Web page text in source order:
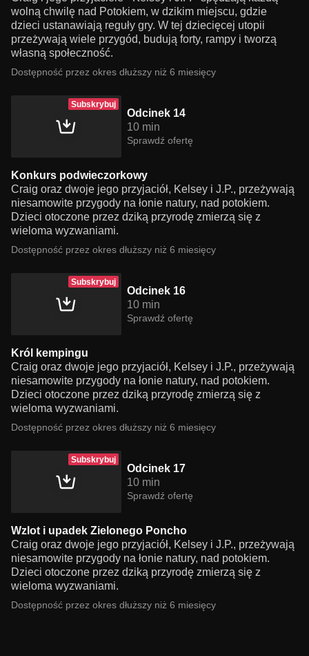
wolną chwilę nad Potokiem, w dzikim miejscu, gdzie
dzieci ustanawiają reguły gry. W tej dziecięcej utopii
przeżywają wiele przygód, budują forty, rampy i tworzą
własną społeczność.
Dostępność przez okres dłuższy niż 6 miesięcy
Subskrybuj
Odcinek 14
10 min
Sprawdź ofertę
Konkurs podwieczorkowy
Craig oraz dwoje jego przyjaciół, Kelsey i J.P., przeżywają
niesamowite przygody na łonie natury, nad potokiem.
Dzieci otoczone przez dziką przyrodę zmierzą się z
wieloma wyzwaniami.
Dostępność przez okres dłuższy niż 6 miesięcy
Subskrybuj
Odcinek 16
10 min
Sprawdź ofertę
Król kempingu
Craig oraz dwoje jego przyjaciół, Kelsey i J.P., przeżywają
niesamowite przygody na łonie natury, nad potokiem.
Dzieci otoczone przez dziką przyrodę zmierzą się z
wieloma wyzwaniami.
Dostępność przez okres dłuższy niż 6 miesięcy
Subskrybuj
Odcinek 17
10 min
Sprawdź ofertę
Wzlot i upadek Zielonego Poncho
Craig oraz dwoje jego przyjaciół, Kelsey i J.P., przeżywają
niesamowite przygody na łonie natury, nad potokiem.
Dzieci otoczone przez dziką przyrodę zmierzą się z
wieloma wyzwaniami.
Dostępność przez okres dłuższy niż 6 miesięcy